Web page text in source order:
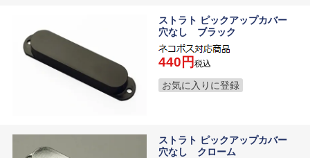
ストラト ピックアップカバー
穴なし ブラック
440 税込
お気に入りに登録
ストラト ピックアップカバー
穴なし クローム